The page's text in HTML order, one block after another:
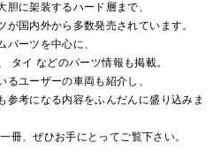
に架装するハード層まで、
国内外から多数発売されています。
ーツを中心に、
タイ などのパーツ情報も掲載。
ユーザーの車両も紹介し、
参考になる内容をふんだんに盛り込みま
冊、ぜひお手にとってご覧下さい。